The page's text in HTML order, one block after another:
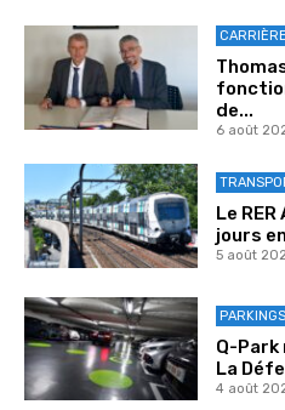
CARRIÈRE
de...
6 août
Le
jours
5 août
PARKINGS
Q-
La
4 août